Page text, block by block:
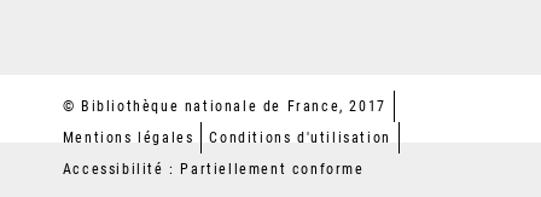
© Bibliothèque nationale de France, 2017
Mentions légales
Conditions d'utilisation
Accessibilité : Partiellement conforme